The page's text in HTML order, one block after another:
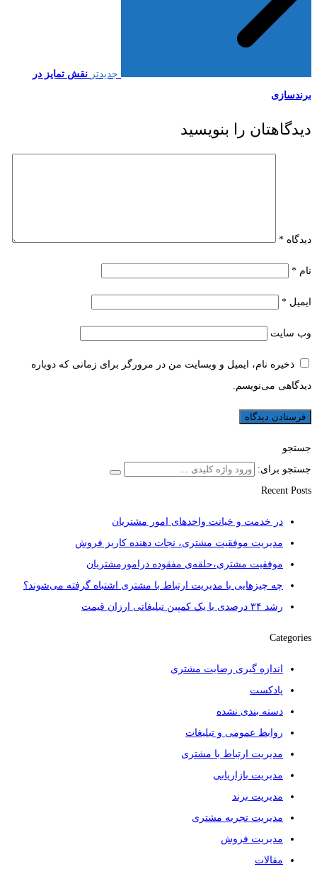
جدیدتر نقش تمایز در
برندسازی
دیدگاهتان را بنویسید
دیدگاه *
نام *
ایمیل *
وب‌ سایت
ذخیره نام، ایمیل و وبسایت من در مرورگر برای زمانی که دوباره
دیدگاهی می‌نویسم.
جستجو
جستجو برای:
Recent Posts
در خدمت و خیانت واحدهای امور مشتریان
مدیریت موفقیت مشتری، نجات دهنده کاریز فروش
موفقیت مشتری،حلقه‌ی مفقوده درامورمشتریان
چه چیزهایی با مدیریت ارتباط با مشتری اشتباه گرفته می‌شوند؟
رشد ۳۴ درصدی با یک کمپین تبلیغاتی ارزان قیمت
Categories
اندازه گیری رضایت مشتری
پادکست
دسته بندی نشده
روابط عمومی و تبلیغات
مدیریت ارتباط با مشتری
مدیریت بازاریابی
مدیریت برند
مدیریت تجربه مشتری
مدیریت فروش
مقالات